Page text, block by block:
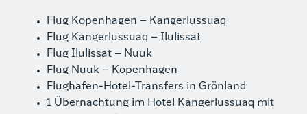
Flug Kopenhagen – Kangerlussuaq
Flug Kangerlussuaq – Ilulissat
Flug Ilulissat – Nuuk
Flug Nuuk – Kopenhagen
Flughafen-Hotel-Transfers in Grönland
1 Übernachtung im Hotel Kangerlussuaq mit